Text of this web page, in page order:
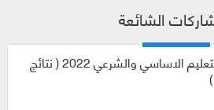
الشائعة
نتائج التعليم الاساسي والشرعي 2022 ( نتائج